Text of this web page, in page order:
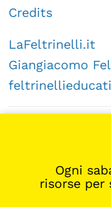
Ogni
risorse
Credits
LaFeltrinelli.it
Giangiacomo